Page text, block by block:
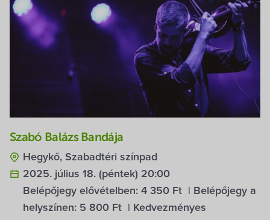
Szabó Balázs Bandája
Hegykő, Szabadtéri színpad
2025. július 18. (péntek) 20:00
Belépőjegy elővételben: 4 350 Ft | Belépőjegy a
helyszínen: 5 800 Ft | Kedvezményes